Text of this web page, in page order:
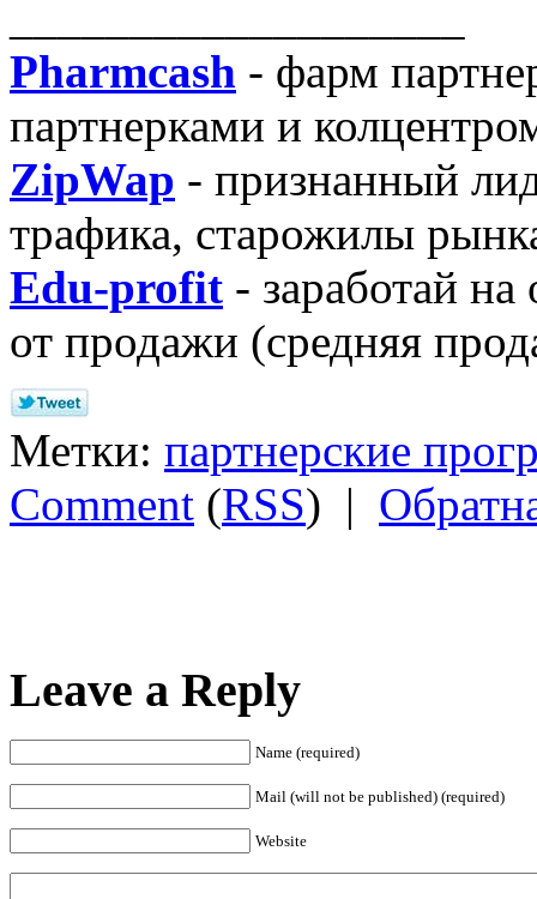
Pharmcash - фарм
партнерками и
ZipWap - признанный
трафика, старожилы
Edu-profit - заработай
от продажи (средняя
Метки: партнерские
Comment (RSS) |
Leave a Reply
Name (required)
Mail (will not be published) (required)
Website